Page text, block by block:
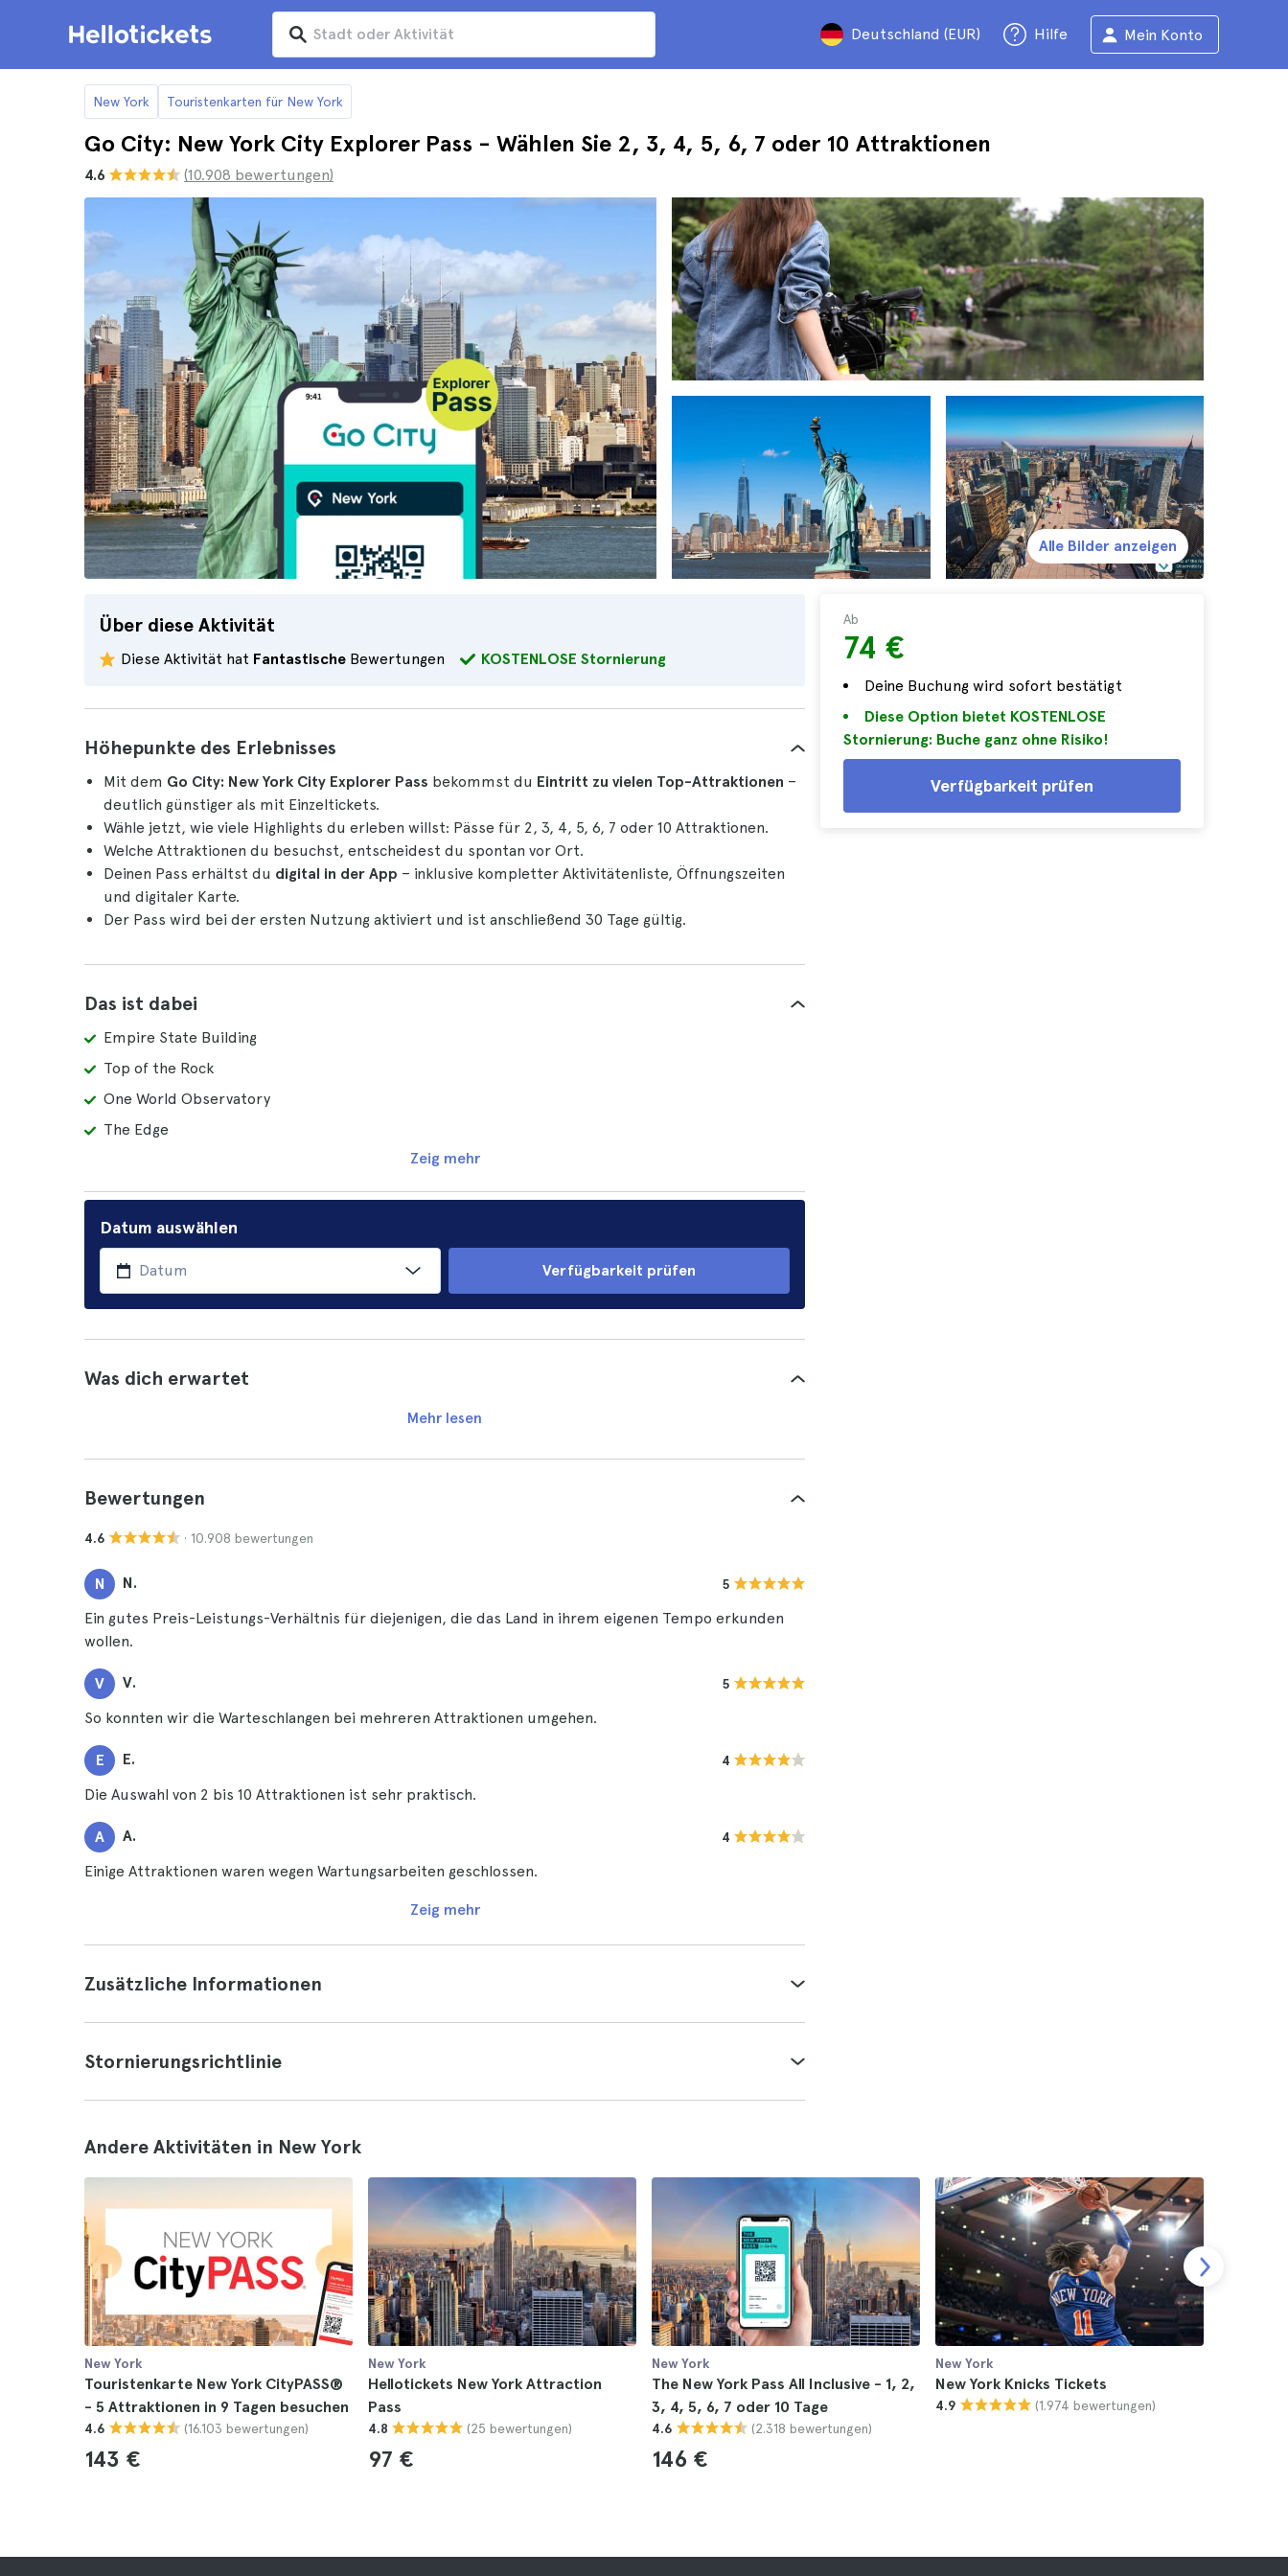
Deutschland (EUR) Hilfe Mein Konto
New York Touristenkarten für New York
Go City: New York City Explorer Pass - Wählen Sie 2, 3, 4, 5, 6, 7 oder 10 Attraktionen
4.6 (10.908 bewertungen)
Über diese Aktivität
Diese Aktivität hat Fantastische Bewertungen KOSTENLOSE Stornierung
Ab
74 €
Deine Buchung wird sofort bestätigt
Diese Option bietet KOSTENLOSE
Stornierung: Buche ganz ohne Risiko!
Verfügbarkeit prüfen
Alle Bilder anzeigen
Höhepunkte des Erlebnisses
Mit dem Go City: New York City Explorer Pass bekommst du Eintritt zu vielen Top-Attraktionen –
deutlich günstiger als mit Einzeltickets.
Wähle jetzt, wie viele Highlights du erleben willst: Pässe für 2, 3, 4, 5, 6, 7 oder 10 Attraktionen.
Welche Attraktionen du besuchst, entscheidest du spontan vor Ort.
Deinen Pass erhältst du digital in der App – inklusive kompletter Aktivitätenliste, Öffnungszeiten
und digitaler Karte.
Der Pass wird bei der ersten Nutzung aktiviert und ist anschließend 30 Tage gültig.
Das ist dabei
Empire State Building
Top of the Rock
One World Observatory
The Edge
Zeig mehr
Datum auswählen
Verfügbarkeit prüfen
Was dich erwartet
Mehr lesen
Bewertungen
4.6 · 10.908 bewertungen
N N. 5
Ein gutes Preis-Leistungs-Verhältnis für diejenigen, die das Land in ihrem eigenen Tempo erkunden
wollen.
V V. 5
So konnten wir die Warteschlangen bei mehreren Attraktionen umgehen.
E E. 4
Die Auswahl von 2 bis 10 Attraktionen ist sehr praktisch.
A A. 4
Einige Attraktionen waren wegen Wartungsarbeiten geschlossen.
Zeig mehr
Zusätzliche Informationen
Stornierungsrichtlinie
Andere Aktivitäten in New York
New York
Touristenkarte New York CityPASS®
- 5 Attraktionen in 9 Tagen besuchen
4.6 (16.103 bewertungen)
143 €
New York
Hellotickets New York Attraction
Pass
4.8 (25 bewertungen)
97 €
New York
The New York Pass All Inclusive - 1, 2,
3, 4, 5, 6, 7 oder 10 Tage
4.6 (2.318 bewertungen)
146 €
New York
New York Knicks Tickets
4.9 (1.974 bewertungen)